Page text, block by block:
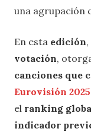
una agrupación
En esta edición,
votación,
canciones que
Eurovisión 2025
el ranking
indicador